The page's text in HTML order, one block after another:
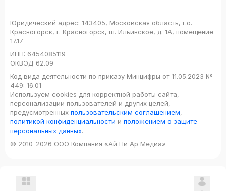
Юридический адрес: 143405, Московская область, г.о.
Красногорск, г. Красногорск, ш. Ильинское, д. 1А, помещение
17.17
ИНН: 6454085119
ОКВЭД 62.09
Код вида деятельности по приказу Минцифры от 11.05.2023 №
449: 16.01
Используем cookies для корректной работы сайта,
персонализации пользователей и других целей,
предусмотренных пользовательским соглашением,
политикой конфиденциальности и положением о защите
персональных данных.
© 2010-2026 ООО Компания «Ай Пи Ар Медиа»